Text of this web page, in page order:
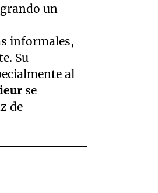
un
informales,
Su
al
se
de